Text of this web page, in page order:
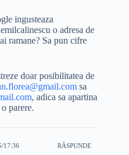
ingusteaza
o adresa de
ramane? Sa pun cifre
doar posibilitatea de
sa
, adica sa apartina
parere.
17:36 RĂSPUNDE